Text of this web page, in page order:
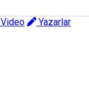
Video
Yazarlar